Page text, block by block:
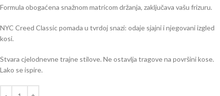
Formula obogaćena snažnom matricom držanja, zaključava vašu frizuru.
NYC Creed Classic pomada u tvrdoj snazi: odaje sjajni i njegovani izgled
kosi.
Stvara cjelodnevne trajne stilove.Ne ostavlja tragove na površini kose.
Lako se ispire.